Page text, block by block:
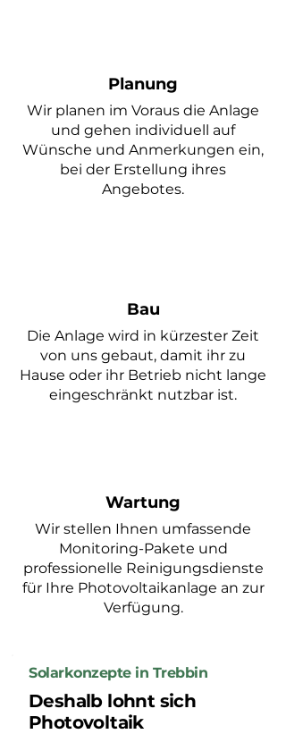
Planung
Wir planen im Voraus die Anlage
und gehen individuell auf
Wünsche und Anmerkungen ein,
bei der Erstellung ihres
Angebotes.
Bau
Die Anlage wird in kürzester Zeit
von uns gebaut, damit ihr zu
Hause oder ihr Betrieb nicht lange
eingeschränkt nutzbar ist.
Wartung
Wir stellen Ihnen umfassende
Monitoring-Pakete und
professionelle Reinigungsdienste
für Ihre Photovoltaikanlage an zur
Verfügung.
Solarkonzepte in Trebbin
Deshalb lohnt sich
Photovoltaik